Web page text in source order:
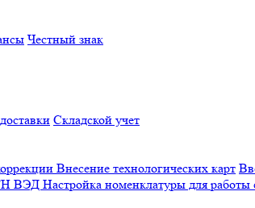
Честный знак
Складской учет
Внесение технологических карт
ВЭД Настройка номенклатуры для